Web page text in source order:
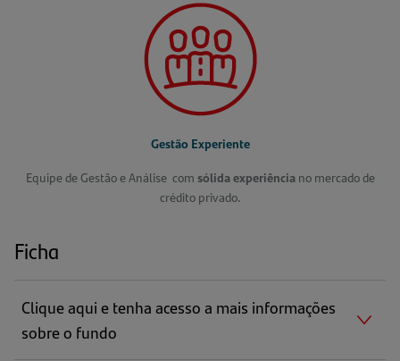
Gestão Experiente
Equipe de Gestão e Análise com sólida experiênciano mercado de
crédito privado.
Ficha
Clique aqui e tenha acesso a mais informações
sobre o fundo